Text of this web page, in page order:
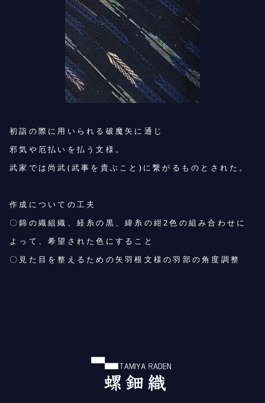
初詣の際に用いられる破魔矢に通じ
邪気や厄払いを払う文様。
武家では尚武(武事を貴ぶこと)に繋がるものとされた。
作成についての工夫
〇錦の織組織、経糸の黒、緯糸の紺2色の組み合わせに
よって、希望された色にすること
〇見た目を整えるための矢羽根文様の羽部の角度調整